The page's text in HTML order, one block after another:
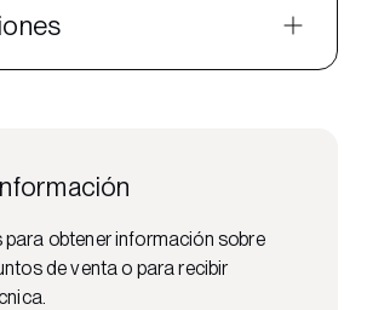
obtener información sobre
de venta o para recibir